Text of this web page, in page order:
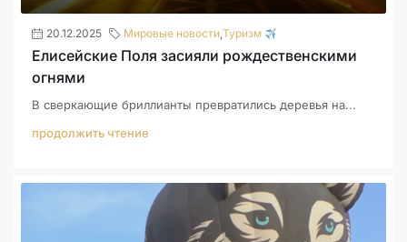
20.12.2025 Мировые новости,Туризм
Елисейские Поля засияли рождественскими
огнями
В сверкающие бриллианты превратились деревья на...
продолжить чтение